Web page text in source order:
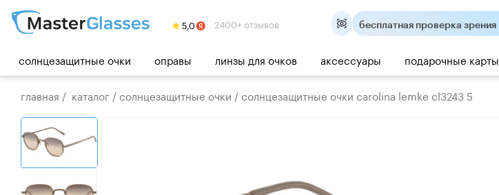
2400+ отзывов бесплатная проверка зрения
солнцезащитные очки оправы линзы для очков аксессуары подарочные карты
главная / каталог /солнцезащитные очки /солнцезащитные очки carolina lemke cl3243 5